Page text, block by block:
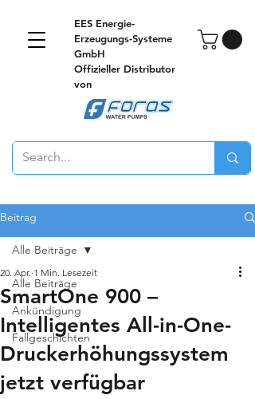
EES Energie-
Erzeugungs-Systeme
GmbH
Offizieller Distributor
von
Beitrag
Alle Beiträge
Ankündigung
Fallgeschichten
Alle Beiträge
SmartOne 900 –
Intelligentes All-in-One-
Druckerhöhungssystem
jetzt verfügbar
20. Apr. 1 Min. Lesezeit